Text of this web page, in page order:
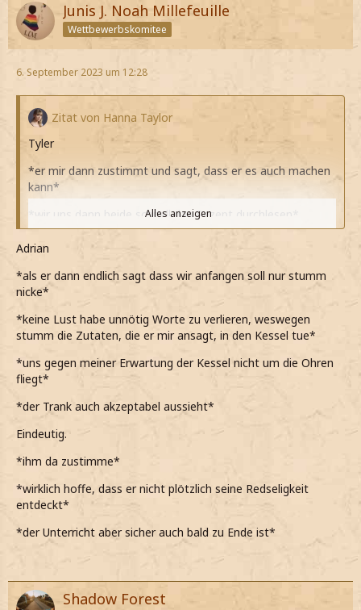
Junis J. Noah Millefeuille
Wettbewerbskomitee
6. September 2023 um 12:28
Zitat von Hanna Taylor
Tyler
*er mir dann zustimmt und sagt, dass er es auch machen
kann*
*wir uns dann beide schnell das Rezept durchlesen*
*er dann eine Weile gar nichts sagt, dass denke, ich muss
*darauf zwar keine Lust habe, aber eine peinliche Stille
trotzdem sehr unangenehm ist*
Also gut, dann fangen wir doch mal...
*nach einer Weile sage und ihm dann die Zutaten vorlese,
die er in den Topf gibt*
*zugeben muss, dass der Zaubertrank danach gar nicht so
schlecht aussieht*
Ich hab's mir schlimmer vorgestellt...
Alles anzeigen
Adrian
*als er dann endlich sagt dass wir anfangen soll nur stumm
nicke*
*keine Lust habe unnötig Worte zu verlieren, weswegen
stumm die Zutaten, die er mir ansagt, in den Kessel tue*
*uns gegen meiner Erwartung der Kessel nicht um die Ohren
fliegt*
*der Trank auch akzeptabel aussieht*
Eindeutig.
*ihm da zustimme*
*wirklich hoffe, dass er nicht plötzlich seine Redseligkeit
entdeckt*
*der Unterricht aber sicher auch bald zu Ende ist*
Shadow Forest